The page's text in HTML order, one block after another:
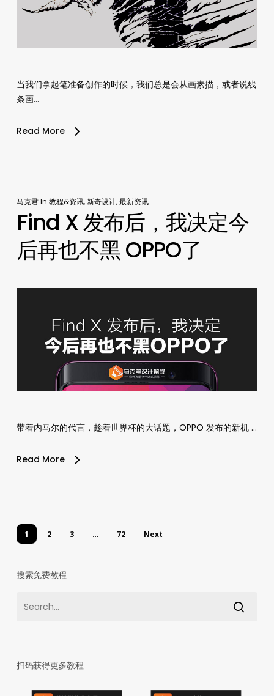
当我们拿起笔准备创作的时候，我们总是会从画素描，或者说线
条画…
Read More
马克君In 教程&资讯,新奇设计,最新资讯
Find X 发布后，我决定今
后再也不黑 OPPO了
带着内马尔的代言，趁着世界杯的大话题，OPPO 发布的新机 …
Read More
1 2 3 … 72 Next
搜索免费教程
扫码获得更多教程